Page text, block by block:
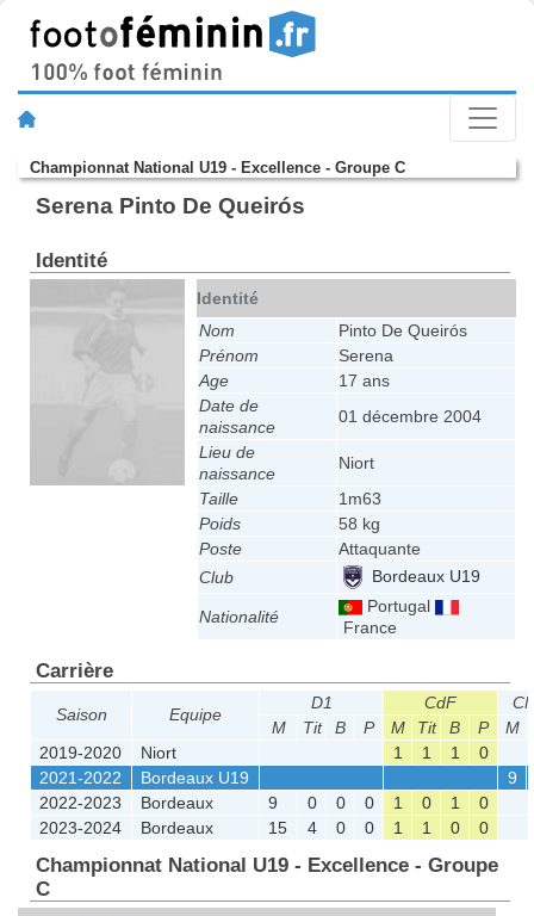
Championnat National U19 - Excellence - Groupe C
Serena Pinto De Queirós
Identité
Identité
Nom
Pinto De Queirós
Prénom
Serena
Age
17 ans
Date de
naissance
01 décembre 2004
Lieu de
naissance
Niort
Taille
1m63
Poids
58 kg
Poste
Attaquante
Club
Bordeaux U19
Nationalité
Portugal
France
Carrière
Saison Equipe
D1 CdF
M
Tit B P M Tit B P M
2019-2020
Niort 1 1 1
0
2021-2022
Bordeaux U19
9
2022-2023
Bordeaux 9 0 0 0 1 0 1
0
2023-2024
Bordeaux 15 4 0 0 1 1 0 0
Championnat National U19 - Excellence - Groupe
C